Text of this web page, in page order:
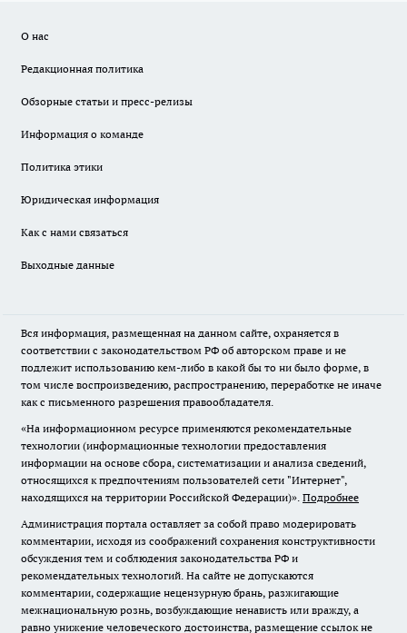
О нас
Редакционная политика
Обзорные статьи и пресс-релизы
Информация о команде
Политика этики
Юридическая информация
Как с нами связаться
Выходные данные
Вся информация, размещенная на данном сайте, охраняется в
соответствии с законодательством РФ об авторском праве и не
подлежит использованию кем-либо в какой бы то ни было форме, в
том числе воспроизведению, распространению, переработке не иначе
как с письменного разрешения правообладателя.
«На информационном ресурсе применяются рекомендательные
технологии (информационные технологии предоставления
информации на основе сбора, систематизации и анализа сведений,
относящихся к предпочтениям пользователей сети "Интернет",
находящихся на территории Российской Федерации)». Подробнее
Администрация портала оставляет за собой право модерировать
комментарии, исходя из соображений сохранения конструктивности
обсуждения тем и соблюдения законодательства РФ и
рекомендательных технологий. На сайте не допускаются
комментарии, содержащие нецензурную брань, разжигающие
межнациональную рознь, возбуждающие ненависть или вражду, а
равно унижение человеческого достоинства, размещение ссылок не